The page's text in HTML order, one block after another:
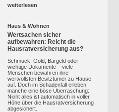
weiterlesen
Haus & Wohnen
Wertsachen sicher
aufbewahren: Reicht die
Hausratversicherung aus?
Schmuck, Gold, Bargeld oder
wichtige Dokumente – viele
Menschen bewahren ihre
wertvollsten Besitztümer zu Hause
auf. Doch im Schadenfall erleben
manche eine böse Überraschung:
Nicht alles ist automatisch in voller
Höhe über die Hausratversicherung
abgesichert.